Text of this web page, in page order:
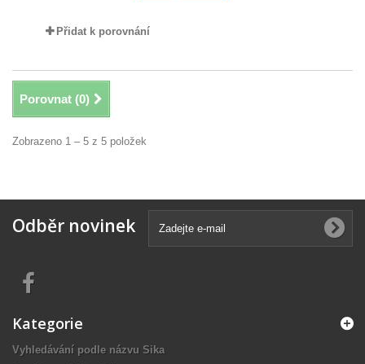
Přidat k porovnání
Porovnat (0)
Zobrazeno 1 – 5 z 5 položek
Odběr novinek
Kategorie
Vyhledávání podle názvu Sika